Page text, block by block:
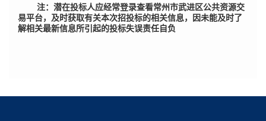
注：潜在投标人应经常登录查看常州市武进区公共资源交
易平台，及时获取有关本次招投标的相关信息，因未能及时了
解相关最新信息所引起的投标失误责任自负